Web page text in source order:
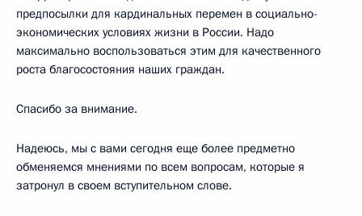
предпосылки для кардинальных перемен в социально-
экономических условиях жизни в России. Надо
максимально воспользоваться этим для качественного
роста благосостояния наших граждан.
Спасибо за внимание.
Надеюсь, мы с вами сегодня еще более предметно
обменяемся мнениями по всем вопросам, которые я
затронул в своем вступительном слове.